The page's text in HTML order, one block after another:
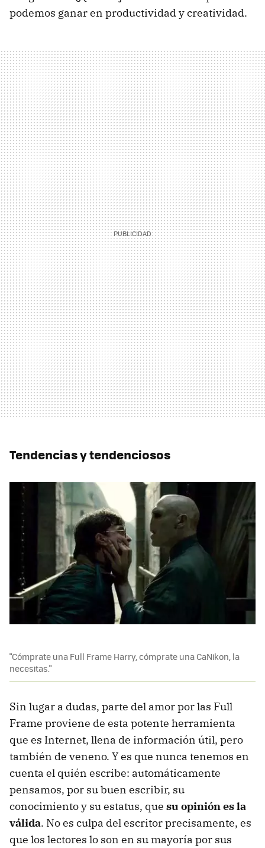
podemos ganar en productividad y creatividad.
Tendencias y tendenciosos
"Cómprate una Full Frame Harry, cómprate una CaNikon, la
necesitas."
Sin lugar a dudas, parte del amor por las Full
Frame proviene de esta potente herramienta
que es Internet, llena de información útil, pero
también de veneno. Y es que nunca tenemos en
cuenta el quién escribe: automáticamente
pensamos, por su buen escribir, su
conocimiento y su estatus, que su opinión es la
válida. No es culpa del escritor precisamente, es
que los lectores lo son en su mayoría por sus